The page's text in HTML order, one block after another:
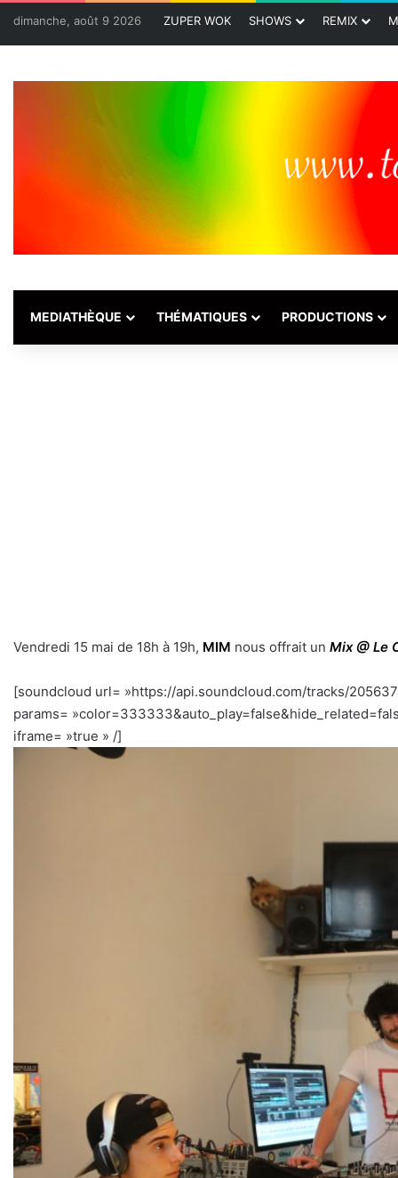
dimanche, août 9 2026 ZUPER WOK SHOWS REMIX
MEDIATHÈQUE THÉMATIQUES PRODUCTIONS
Vendredi 15 mai de 18h à 19h, MIM nous offrait un Mix @ Le
[soundcloud url= »https://api.soundcloud.com/tracks/
params=
iframe= »true » /]